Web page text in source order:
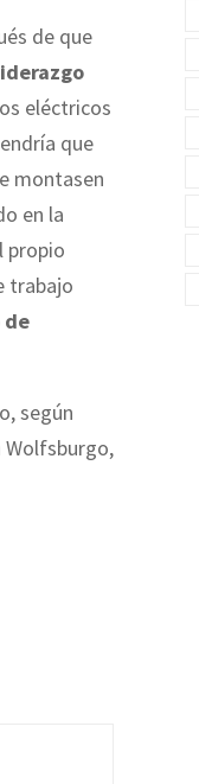
de que
eléctricos
que
montasen
en la
propio
trabajo
de
según
Wolfsburgo,